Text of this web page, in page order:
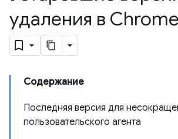
удаления в
Содержание
Последняя версия для
пользовательского агента